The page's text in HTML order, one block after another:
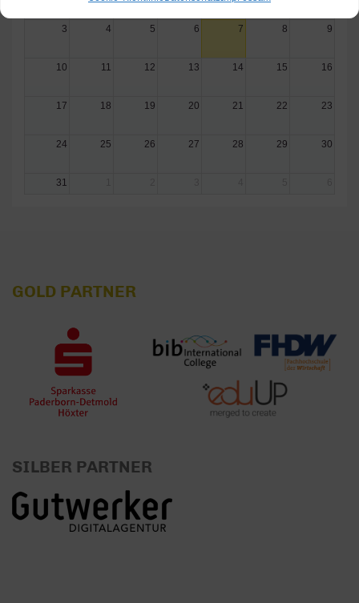
3 4 5 6 7 8 9
10 11 12 13 14 15 16
17 18 19 20 21 22 23
24 25 26 27 28 29 30
31
GOLD PARTNER
SILBER PARTNER